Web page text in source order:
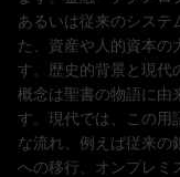
あるいは従来のシステ
た、資産や人的資本の
す。歴史的背景と現
概念は聖書の物語に由
す。現代では、この用
な流れ、例えば従来の
への移行、オンプレミ